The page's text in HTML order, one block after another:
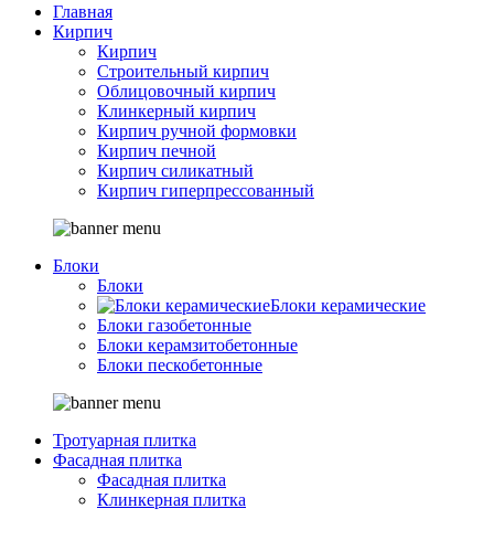
Главная
Кирпич
Кирпич
Строительный кирпич
Облицовочный кирпич
Клинкерный кирпич
Кирпич ручной формовки
Кирпич печной
Кирпич силикатный
Кирпич гиперпрессованный
Блоки
Блоки
Блоки керамические
Блоки газобетонные
Блоки керамзитобетонные
Блоки пескобетонные
Тротуарная плитка
Фасадная плитка
Фасадная плитка
Клинкерная плитка